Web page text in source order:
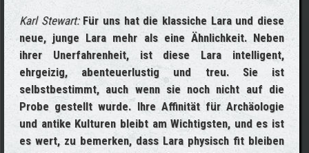
Karl Stewart: Für uns hat die klassiche Lara und diese
neue, junge Lara mehr als eine Ähnlichkeit. Neben
ihrer Unerfahrenheit, ist diese Lara intelligent,
ehrgeizig, abenteuerlustig und treu. Sie ist
selbstbestimmt, auch wenn sie noch nicht auf die
Probe gestellt wurde. Ihre Affinität für Archäologie
und antike Kulturen bleibt am Wichtigsten, und es ist
es wert, zu bemerken, dass Lara physisch fit bleiben